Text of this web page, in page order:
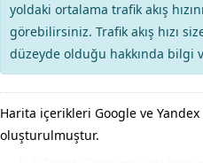
yoldaki ortalama trafik akış
görebilirsiniz. Trafik akış hızı
düzeyde olduğu hakkında bilgi
Harita içerikleri Google ve
oluşturulmuştur.